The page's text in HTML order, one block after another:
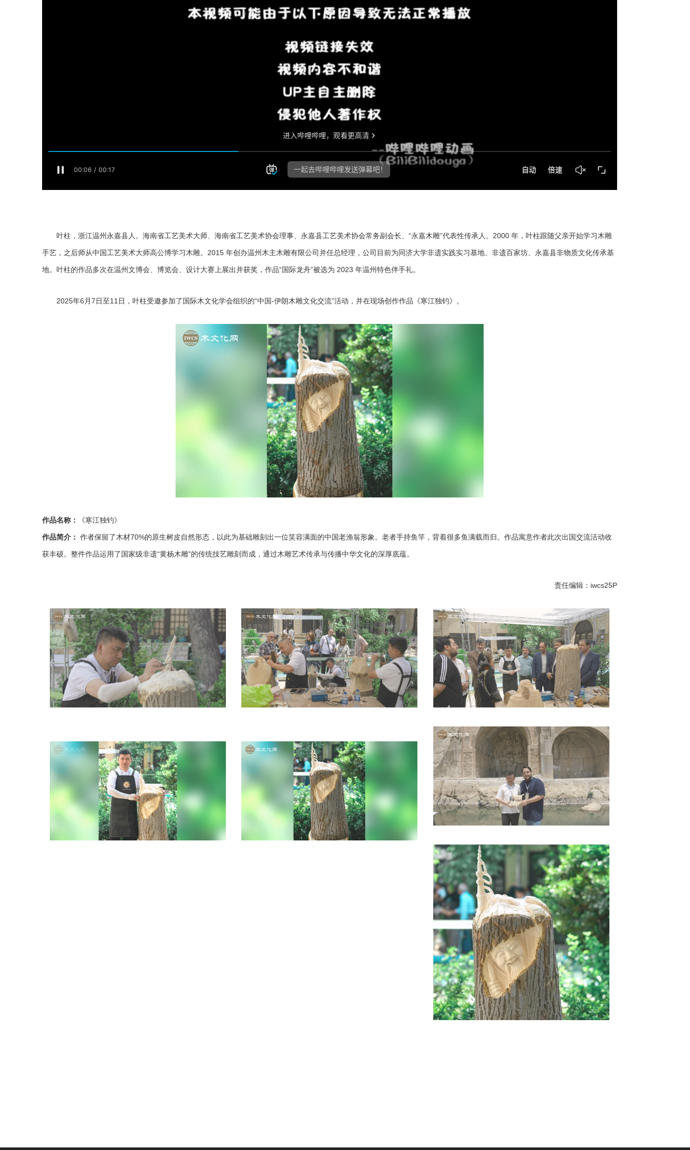
叶柱，浙江温州永嘉县人。海南省工艺美术大师、海南省工艺美术协会理事、永嘉县工艺美术协会常务副会长、“永嘉木雕”代表性传承人。2000 年，叶柱跟随父亲开始学习木雕
手艺，之后师从中国工艺美术大师高公博学习木雕。2015 年创办温州木主木雕有限公司并任总经理，公司目前为同济大学非遗实践实习基地、非遗百家坊、永嘉县非物质文化传承基
地。叶柱的作品多次在温州文博会、博览会、设计大赛上展出并获奖，作品“国际龙舟”被选为 2023 年温州特色伴手礼。
2025年6月7日至11日，叶柱受邀参加了国际木文化学会组织的“中国-伊朗木雕文化交流”活动，并在现场创作作品《寒江独钓》。
作品名称： 《寒江独钓》
作品简介： 作者保留了木材70%的原生树皮自然形态，以此为基础雕刻出一位笑容满面的中国老渔翁形象。老者手持鱼竿，背着很多鱼满载而归。作品寓意作者此次出国交流活动收
获丰硕。整件作品运用了国家级非遗“黄杨木雕”的传统技艺雕刻而成，通过木雕艺术传承与传播中华文化的深厚底蕴。
责任编辑：iwcs25P